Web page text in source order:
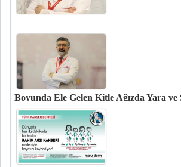
Boyunda Ele Gelen Kitle Ağızda Yara ve
Tüm vücut kanserlerinin yüzde 9’unu, kanser
oluşturuyor.